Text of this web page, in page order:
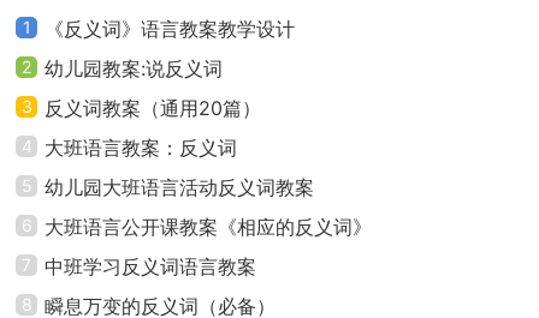
1 《反义词》语言教案教学设计
2 幼儿园教案:说反义词
3 反义词教案（通用20篇）
4 大班语言教案：反义词
5 幼儿园大班语言活动反义词教案
6 大班语言公开课教案《相应的反义词》
7 中班学习反义词语言教案
8 瞬息万变的反义词（必备）